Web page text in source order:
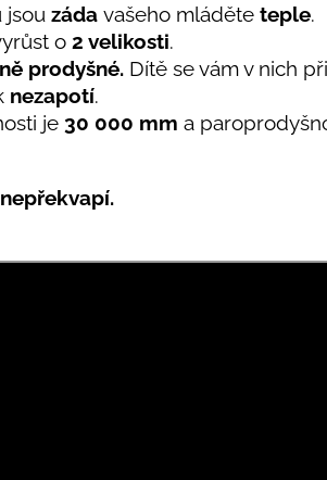
jsou záda vašeho mláděte teple.
o 2 velikosti.
prodyšné. Dítě se vám v nich
nezapotí.
je 30 000 mm a
NÁMOŘNICKÉ